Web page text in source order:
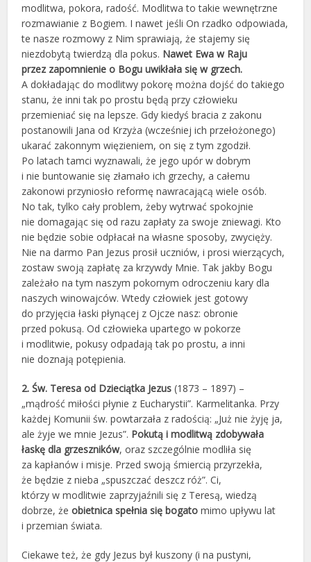
modlitwa, pokora, radość. Modlitwa to takie wewnętrzne
rozmawianie z Bogiem. I nawet jeśli On rzadko odpowiada,
te nasze rozmowy z Nim sprawiają, że stajemy się
niezdobytą twierdzą dla pokus. Nawet Ewa w Raju
przez zapomnienie o Bogu uwikłała się w grzech.
A dokładając do modlitwy pokorę można dojść do takiego
stanu, że inni tak po prostu będą przy człowieku
przemieniać się na lepsze. Gdy kiedyś bracia z zakonu
postanowili Jana od Krzyża (wcześniej ich przełożonego)
ukarać zakonnym więzieniem, on się z tym zgodził.
Po latach tamci wyznawali, że jego upór w dobrym
i nie buntowanie się złamało ich grzechy, a całemu
zakonowi przyniosło reformę nawracającą wiele osób.
No tak, tylko cały problem, żeby wytrwać spokojnie
nie domagając się od razu zapłaty za swoje zniewagi. Kto
nie będzie sobie odpłacał na własne sposoby, zwycięży.
Nie na darmo Pan Jezus prosił uczniów, i prosi wierzących,
zostaw swoją zapłatę za krzywdy Mnie. Tak jakby Bogu
zależało na tym naszym pokornym odroczeniu kary dla
naszych winowajców. Wtedy człowiek jest gotowy
do przyjęcia łaski płynącej z Ojcze nasz: obronie
przed pokusą. Od człowieka upartego w pokorze
i modlitwie, pokusy odpadają tak po prostu, a inni
nie doznają potępienia.
2. Św. Teresa od Dzieciątka Jezus (1873 – 1897) –
„mądrość miłości płynie z Eucharystii”. Karmelitanka. Przy
każdej Komunii św. powtarzała z radością: „Już nie żyję ja,
ale żyje we mnie Jezus”. Pokutą i modlitwą zdobywała
łaskę dla grzeszników, oraz szczególnie modliła się
za kapłanów i misje. Przed swoją śmiercią przyrzekła,
że będzie z nieba „spuszczać deszcz róż”. Ci,
którzy w modlitwie zaprzyjaźnili się z Teresą, wiedzą
dobrze, żeobietnica spełnia się bogato mimo upływu lat
i przemian świata.
Ciekawe też, że gdy Jezus był kuszony (i na pustyni,